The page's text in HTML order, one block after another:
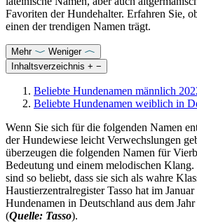
Favoriten der Hundehalter. Erfahren Sie,
einen der trendigen Namen trägt.
Mehr
Weniger
Inhaltsverzeichnis + −
Beliebte Hundenamen männlich
Beliebte Hundenamen weiblich in
Wenn Sie sich für die folgenden Namen
der Hundewiese leicht Verwechslungen
überzeugen die folgenden Namen für
Bedeutung und einem melodischen
sind so beliebt, dass sie sich als wahre
Haustierzentralregister Tasso hat im
Hundenamen in Deutschland aus dem
(Quelle: Tasso).